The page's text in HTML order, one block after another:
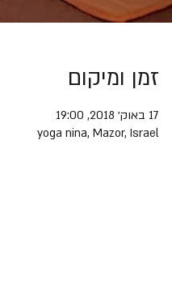
זמן ומיקום
17 באוק׳ 2018, 19:00
yoga nina, Mazor, Israel